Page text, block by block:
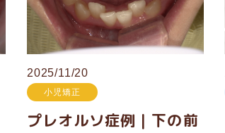
2025/11/20
小児矯正
プレオルソ症例｜下の前